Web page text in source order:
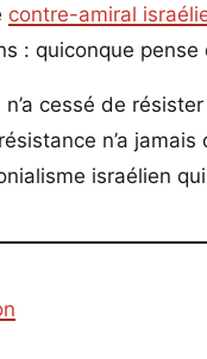
contre-amiral
: quiconque
cessé de
n’a
israélien